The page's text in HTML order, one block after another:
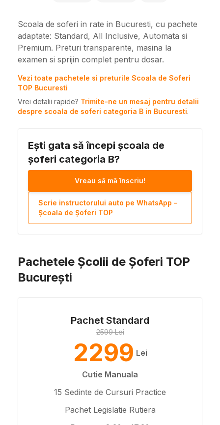
Scoala de soferi in rate in Bucuresti, cu pachete
adaptate: Standard, All Inclusive, Automata si
Premium. Preturi transparente, masina la
examen si sprijin complet pentru dosar.
Vezi toate pachetele si preturile Scoala de Soferi
TOP Bucuresti
Vrei detalii rapide? Trimite-ne un mesaj pentru detalii
despre scoala de soferi categoria B in Bucuresti.
Ești gata să începi școala de
șoferi categoria B?
Vreau să mă înscriu!
Scrie instructorului auto pe WhatsApp –
Școala de Șoferi TOP
Pachetele Școlii de Șoferi TOP
București
Pachet Standard
2599 Lei
2299 Lei
Cutie Manuala
15 Sedinte de Cursuri Practice
Pachet Legislatie Rutiera